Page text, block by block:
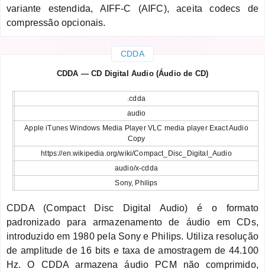
variante estendida, AIFF-C (AIFC), aceita codecs de
compressão opcionais.
CDDA
CDDA — CD Digital Audio (Áudio de CD)
.cdda
audio
Apple iTunes Windows Media Player VLC media player Exact Audio
Copy
https://en.wikipedia.org/wiki/Compact_Disc_Digital_Audio
audio/x-cdda
Sony, Philips
CDDA (Compact Disc Digital Audio) é o formato
padronizado para armazenamento de áudio em CDs,
introduzido em 1980 pela Sony e Philips. Utiliza resolução
de amplitude de 16 bits e taxa de amostragem de 44.100
Hz. O CDDA armazena áudio PCM não comprimido,